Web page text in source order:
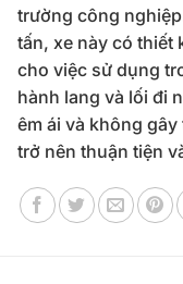
trường công
tấn, xe này có thiết
cho việc sử dụng
hành lang và lối đi
êm ái và không
trở nên thuận tiện